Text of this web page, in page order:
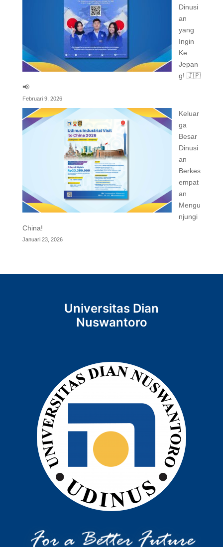
Dinusi
an
yang
Ingin
Ke
Jepan
g! 🇯🇵
📢
Februari 9, 2026
Keluar
ga
Besar
Dinusi
an
Berkes
empat
an
Mengu
njungi
China!
Januari 23, 2026
Universitas Dian
Nuswantoro